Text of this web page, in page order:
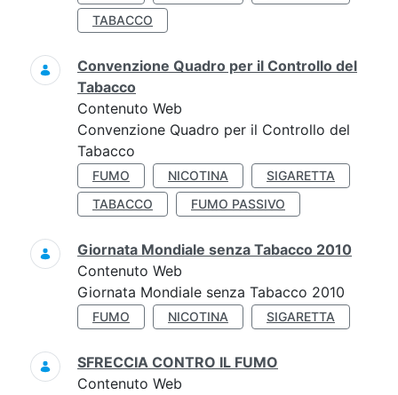
TABACCO
Convenzione Quadro per il Controllo del
Tabacco
Contenuto Web
Convenzione Quadro per il Controllo del
Tabacco
FUMO NICOTINA
SIGARETTA
TABACCO
FUMO PASSIVO
Giornata Mondiale senza Tabacco 2010
Contenuto Web
Giornata Mondiale senza Tabacco 2010
FUMO NICOTINA SIGARETTA
SFRECCIA CONTRO IL FUMO
Contenuto Web